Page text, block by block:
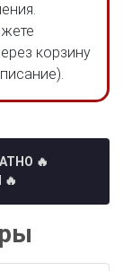
корзину
🔥